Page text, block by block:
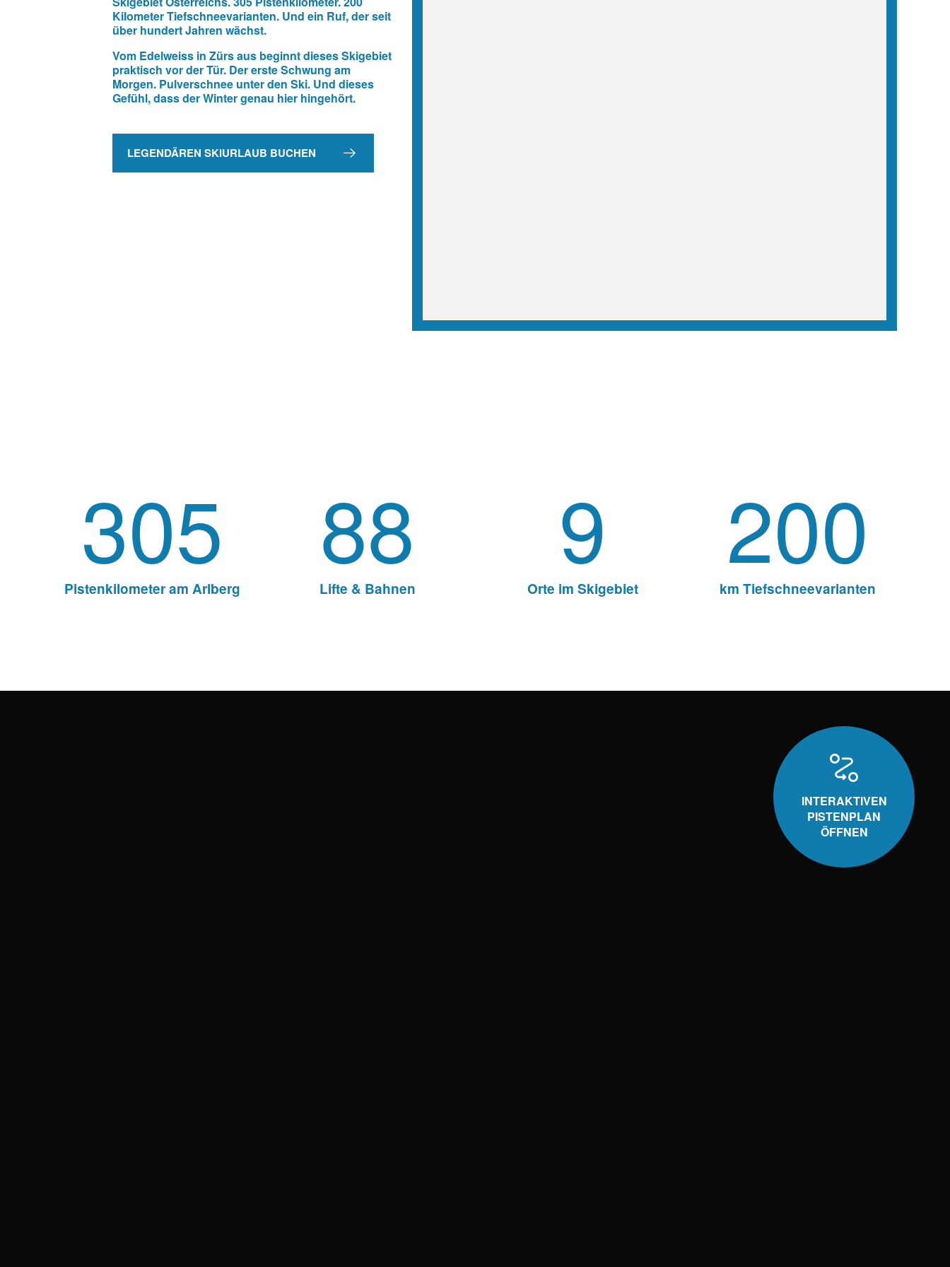
Kilometer Tiefschneevarianten. Und ein Ruf, der seit
über hundert Jahren wächst.
Vom Edelweiss in Zürs aus beginnt dieses Skigebiet
praktisch vor der Tür. Der erste Schwung am
Morgen. Pulverschnee unter den Ski. Und dieses
Gefühl, dass der Winter genau hier hingehört.
LEGENDÄREN SKIURLAUB BUCHEN
Pistenkilometer am Arlberg Lifte & Bahnen Orte im Skigebiet km Tiefschneevarianten
INTERAKTIVEN
PISTENPLAN
ÖFFNEN